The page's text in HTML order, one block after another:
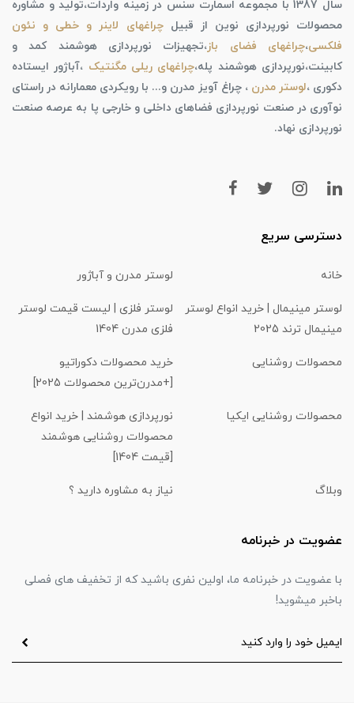
سال 1387 با مجموعه اسمارت سنس در زمینه واردات،تولید و مشاوره
محصولات نورپردازی نوین از قبیلچراغهای لاینر و خطی و نئون
فلکسی،چراغهای فضای باز،تجهیزات نورپردازی هوشمند کمد و
کابینت،نورپردازی هوشمند پله،چراغهای ریلی مگنتیک ،آباژور ایستاده
دکوری ،لوستر مدرن ، چراغ آویز مدرن و... با رویکردی معمارانه در راستای
نوآوری در صنعت نورپردازی فضاهای داخلی و خارجی پا به عرصه صنعت
نورپردازی نهاد.
دسترسی سریع
خانه لوستر مدرن و آباژور
لوستر مینیمال | خرید انواع لوستر
مینیمال ترند 2025
لوستر فلزی | لیست قیمت لوستر
فلزی مدرن 1404
محصولات روشنایی
خرید محصولات دکوراتیو
[+مدرن‌ترین محصولات 2025]
محصولات روشنایی ایکیا
نورپردازی هوشمند | خرید انواع
محصولات روشنایی هوشمند
[قیمت 1404]
وبلاگ نیاز به مشاوره دارید ؟
عضویت در خبرنامه
با عضویت در خبرنامه ما، اولین نفری باشید که از تخفیف های فصلی
باخبر میشوید!